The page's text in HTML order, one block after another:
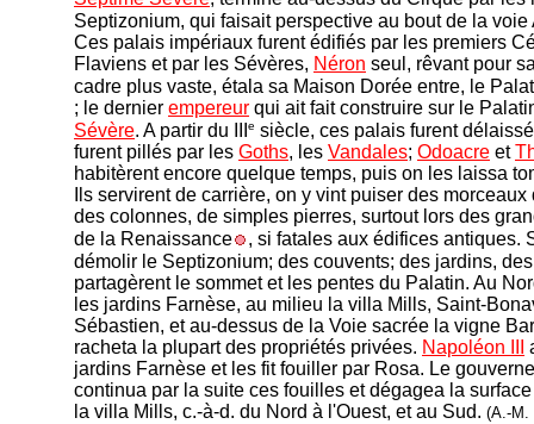
Septizonium, qui faisait perspective au bout de la voie
Ces palais impériaux furent édifiés par les premiers
Flaviens et par les Sévères, Néron seul, rêvant pour
cadre plus vaste, étala sa Maison Dorée entre, le
; le dernier empereur qui ait fait construire sur le
Sévère. A partir du III e siècle, ces palais furent
furent pillés par les Goths, les Vandales; Odoacre et
habitèrent encore quelque temps, puis on les laissa
Ils servirent de carrière, on y vint puiser des
des colonnes, de simples pierres, surtout lors des
de la Renaissance
, si fatales aux édifices antiques.
démolir le Septizonium; des couvents; des jardins,
partagèrent le sommet et les pentes du Palatin. Au
les jardins Farnèse, au milieu la villa Mills, Saint-
Sébastien, et au-dessus de la Voie sacrée la vigne
racheta la plupart des propriétés privées. Napoléon III
jardins Farnèse et les fit fouiller par Rosa. Le
continua par la suite ces fouilles et dégagea la
la villa Mills, c.-à-d. du Nord à l'Ouest, et au Sud. (A.-M.